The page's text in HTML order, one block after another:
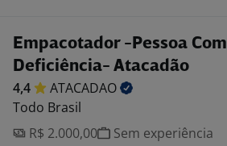
Empacotador -Pessoa Com
Deficiência- Atacadão
4,4
ATACADAO
Todo Brasil
R$ 2.000,00
Sem experiência